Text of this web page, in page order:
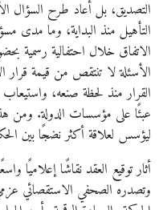
التصديق، بل أعاد طرح السؤال
التأهيل منذ البداية، وما مدى
الاتفاق خلال احتفالية رسمية
الأسئلة لا تنتقص من قيمة قرار
القرار منذ لحظة صنعه،
عبئًا على مؤسسات الدولة. ومن
ليؤسس لعلاقة أكثر نضجًا بين
أثار توقيع العقد نقاشًا إعلاميًا
وتصدره الصحفي الاستقصائي